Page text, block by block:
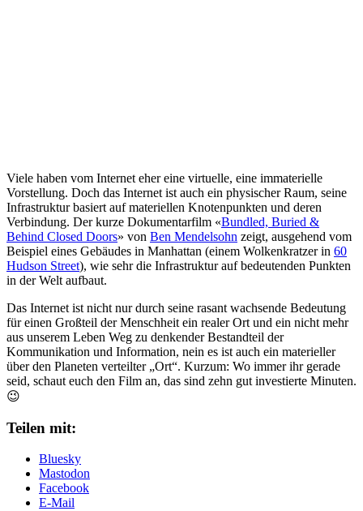
Viele haben vom Internet eher eine virtuelle, eine immaterielle
Vorstellung. Doch das Internet ist auch ein physischer Raum, seine
Infrastruktur basiert auf materiellen Knotenpunkten und deren
Verbindung. Der kurze Dokumentarfilm «Bundled, Buried &
Behind Closed Doors» von Ben Mendelsohn zeigt, ausgehend vom
Beispiel eines Gebäudes in Manhattan (einem Wolkenkratzer in 60
Hudson Street), wie sehr die Infrastruktur auf bedeutenden Punkten
in der Welt aufbaut.
Das Internet ist nicht nur durch seine rasant wachsende Bedeutung
für einen Großteil der Menschheit ein realer Ort und ein nicht mehr
aus unserem Leben Weg zu denkender Bestandteil der
Kommunikation und Information, nein es ist auch ein materieller
über den Planeten verteilter „Ort“. Kurzum: Wo immer ihr gerade
seid, schaut euch den Film an, das sind zehn gut investierte Minuten.
😉
Teilen mit:
Bluesky
Mastodon
Facebook
E-Mail